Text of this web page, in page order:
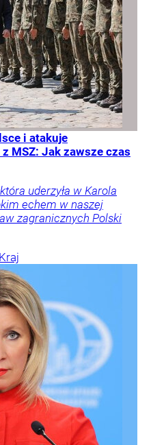
i atakuje
MSZ: Jak zawsze czas
uderzyła w Karola
echem w naszej
zagranicznych Polski
Kraj